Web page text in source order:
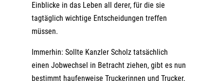
Einblicke in das Leben all derer, für die sie
tagtäglich wichtige Entscheidungen treffen
müssen.
Immerhin: Sollte Kanzler Scholz tatsächlich
einen Jobwechsel in Betracht ziehen, gibt es nun
bestimmt haufenweise Truckerinnen und Trucker,